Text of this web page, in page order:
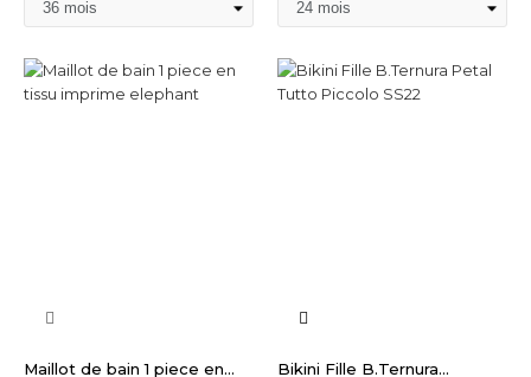
Maillot de bain 1 piece en...
Bikini Fille B.Ternura...